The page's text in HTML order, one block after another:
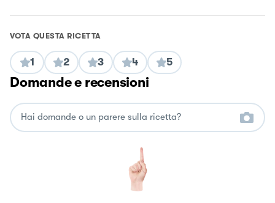
VOTA QUESTA RICETTA
1 2 3 4 5
Domande e recensioni